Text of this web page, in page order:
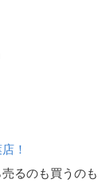
！
るのも買うのも